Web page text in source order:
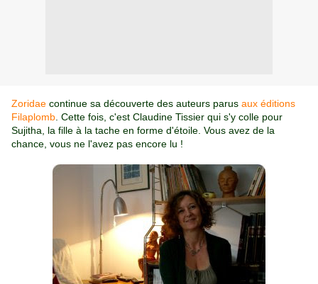
Zoridae continue sa découverte des auteurs parus aux éditions
Filaplomb . Cette fois, c'est Claudine Tissier qui s'y colle pour
Sujitha, la fille à la tache en forme d'étoile. Vous avez de la
chance, vous ne l'avez pas encore lu !